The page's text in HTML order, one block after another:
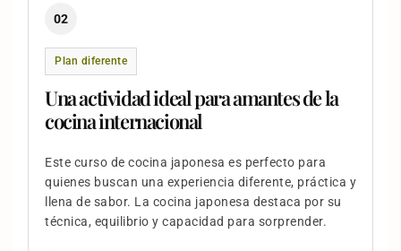
02
Plan diferente
Una actividad ideal para amantes de la
cocina internacional
Este curso de cocina japonesa es perfecto para
quienes buscan una experiencia diferente, práctica y
llena de sabor. La cocina japonesa destaca por su
técnica, equilibrio y capacidad para sorprender.